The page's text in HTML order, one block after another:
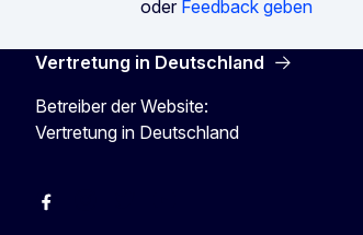
oder Feedback geben
Vertretung in Deutschland
Betreiber der Website:
Vertretung in Deutschland
facebook